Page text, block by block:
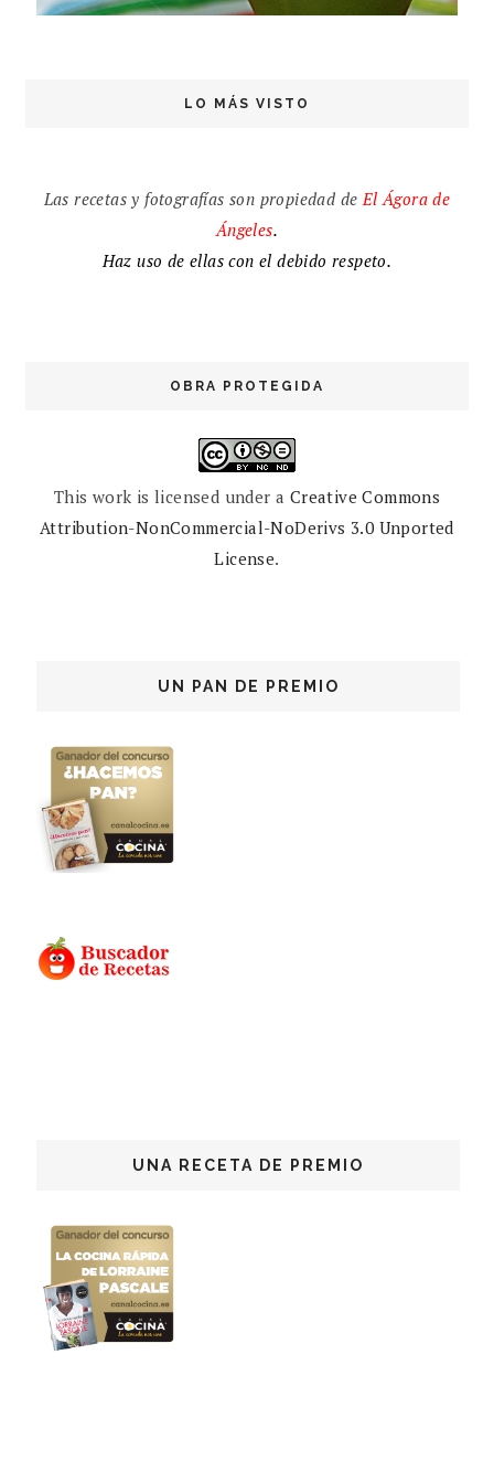
LO MÁS VISTO
Las recetas y fotografías son propiedad deElÁgora de
Ángeles.
Haz uso de ellas con el debido respeto.
OBRA PROTEGIDA
This work is licensed under a Creative Commons
Attribution-NonCommercial-NoDerivs 3.0 Unported
License.
UN PAN DE PREMIO
UNA RECETA DE PREMIO